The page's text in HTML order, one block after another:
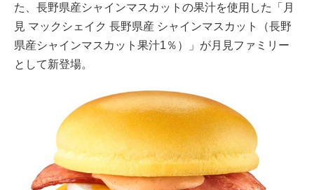
た、長野県産シャインマスカットの果汁を使用した「月
見 マックシェイク 長野県産 シャインマスカット（長野
県産シャインマスカット果汁1％）」が月見ファミリー
として新登場。